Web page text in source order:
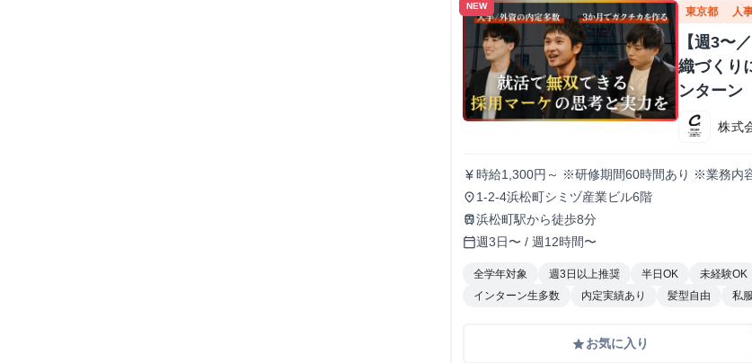
NEW 東京都 人
【週3〜
織づくり
ンターン
株式
currency_yen時給1,300円～ ※研修期間60時間あり ※業務内
place 1-2-4浜松町シミヅ産業ビル6階
train浜松町駅から徒歩8分
calendar_today週3日〜 / 週12時間〜
全学年対象 週3日以上推奨 半日OK 未経験OK
インターン生多数
内定実績あり 髪型自由 私
gradeお気に入り